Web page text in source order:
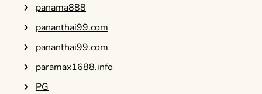
panama888
pananthai99.com
pananthai99.com
paramax1688.info
PG